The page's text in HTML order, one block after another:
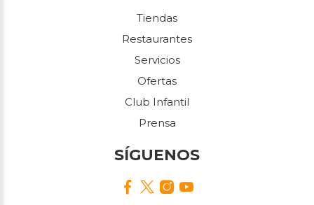
Tiendas
Restaurantes
Servicios
Ofertas
Club Infantil
Prensa
SÍGUENOS